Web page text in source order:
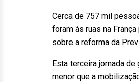
Cerca de 757 mil
foram às ruas na
sobre a reforma da
Esta terceira jornada
menor que a